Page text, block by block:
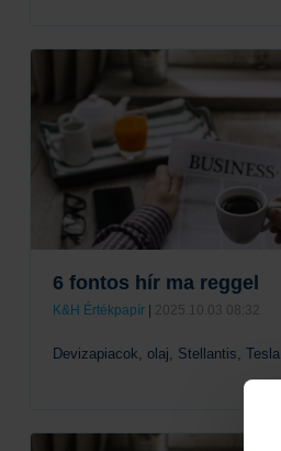
Tovább
6 fontos hír ma reggel
K&H Értékpapír 2025.10.03 08:32
Devizapiacok, olaj, Stellantis, Tesla
Tovább